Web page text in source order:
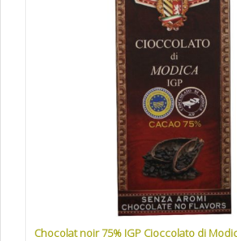
Chocolat noir 75% IGP Cioccolato di